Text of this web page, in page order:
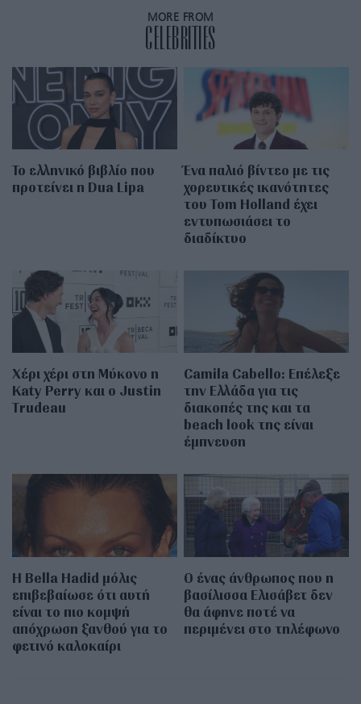
MORE FROM
CELEBRITIES
Το ελληνικό βιβλίο που
προτείνει η Dua Lipa
Ένα παλιό βίντεο με τις
χορευτικές ικανότητες
του Tom Holland έχει
εντυπωσιάσει το
διαδίκτυο
Χέρι χέρι στη Μύκονο η
Katy Perry και ο Justin
Trudeau
Camila Cabello: Επέλεξε
την Ελλάδα για τις
διακοπές της και τα
beach look της είναι
έμπνευση
Η Bella Hadid μόλις
επιβεβαίωσε ότι αυτή
είναι το πιο κομψή
απόχρωση ξανθού για το
φετινό καλοκαίρι
Ο ένας άνθρωπος που η
βασίλισσα Ελισάβετ δεν
θα άφηνε ποτέ να
περιμένει στο τηλέφωνο